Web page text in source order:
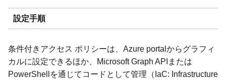
設定手順
条件付きアクセス ポリシーは、Azure portalからグラフィ
カルに設定できるほか、Microsoft Graph APIまたは
PowerShellを通じてコードとして管理（IaC: Infrastructure